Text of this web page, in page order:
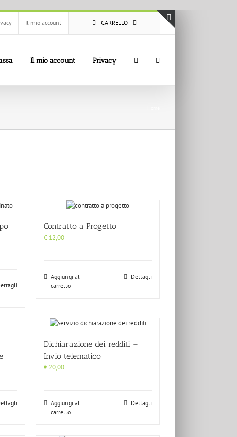
Il mio account CARRELLO
Il mio account Privacy
Contratto a Progetto
€ 12,00
Aggiungi al
carrello
Dettagli
Dichiarazione dei redditi –
Invio telematico
€ 20,00
Aggiungi al
carrello
Dettagli
Toggle